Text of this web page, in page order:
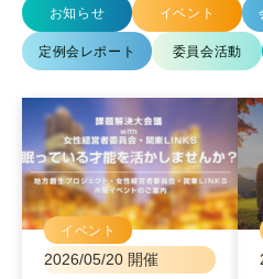
お知らせ イベント
定例会レポート 委員会活動
2026/05/20 開催
イベント